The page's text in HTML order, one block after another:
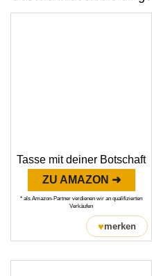
Tasse mit deiner Botschaft
ZU AMAZON ➜
* als Amazon-Partner verdienen wir an qualifizierten
Verkäufen
♥merken